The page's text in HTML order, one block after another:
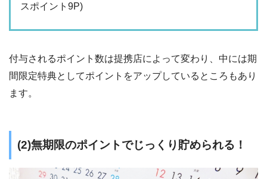
スポイント9P)
付与されるポイント数は提携店によって変わり、中には期
間限定特典としてポイントをアップしているところもあり
ます。
(2)無期限のポイントでじっくり貯められる！